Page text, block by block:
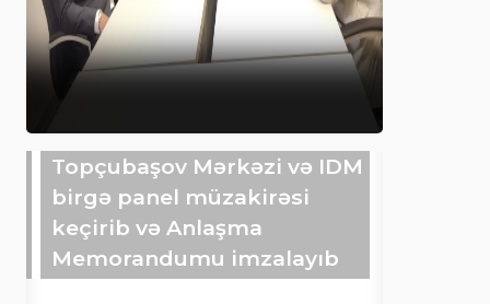
Topçubaşov Mərkəzi və IDM
birgə panel müzakirəsi
keçirib və Anlaşma
Memorandumu imzalayıb